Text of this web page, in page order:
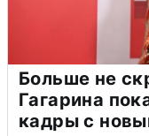
Больше не
Гагарина
кадры с